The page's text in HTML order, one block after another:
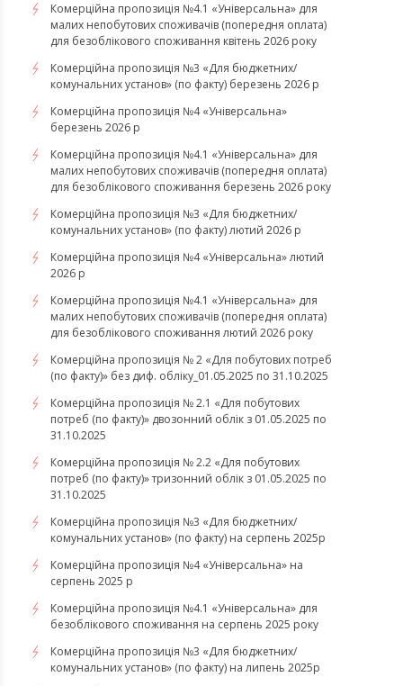
Комерційна пропозиція №4.1 «Універсальна» для
малих непобутових споживачів (попередня оплата)
для безоблікового споживання квітень 2026 року
Комерційна пропозиція №3 «Для бюджетних/
комунальних установ» (по факту) березень 2026 р
Комерційна пропозиція №4 «Універсальна»
березень 2026 р
Комерційна пропозиція №4.1 «Універсальна» для
малих непобутових споживачів (попередня оплата)
для безоблікового споживання березень 2026 року
Комерційна пропозиція №3 «Для бюджетних/
комунальних установ» (по факту) лютий 2026 р
Комерційна пропозиція №4 «Універсальна» лютий
2026 р
Комерційна пропозиція №4.1 «Універсальна» для
малих непобутових споживачів (попередня оплата)
для безоблікового споживання лютий 2026 року
Комерційна пропозиція № 2 «Для побутових потреб
(по факту)» без диф. обліку_01.05.2025 по 31.10.2025
Комерційна пропозиція № 2.1 «Для побутових
потреб (по факту)» двозонний облік з 01.05.2025 по
31.10.2025
Комерційна пропозиція № 2.2 «Для побутових
потреб (по факту)» тризонний облік з 01.05.2025 по
31.10.2025
Комерційна пропозиція №3 «Для бюджетних/
комунальних установ» (по факту) на серпень 2025р
Комерційна пропозиція №4 «Універсальна» на
серпень 2025 р
Комерційна пропозиція №4.1 «Універсальна» для
безоблікового споживання на серпень 2025 року
Комерційна пропозиція №3 «Для бюджетних/
комунальних установ» (по факту) на липень 2025р